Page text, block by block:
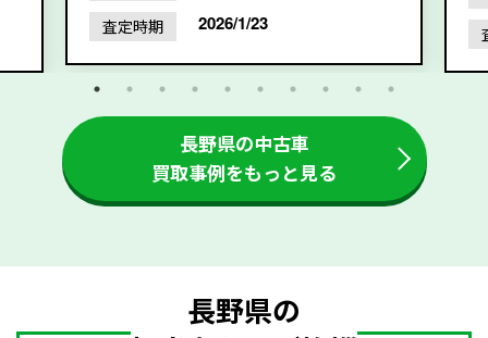
査定時期 2026/1/23
長野県の中古車
買取事例をもっと見る
長野県の